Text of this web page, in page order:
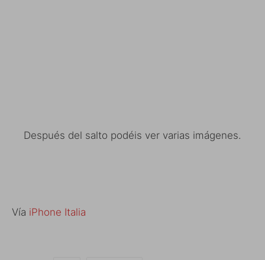
Después del salto podéis ver varias imágenes.
Vía iPhone Italia